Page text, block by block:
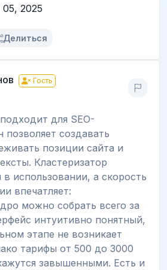
2025
Делиться
Гость
для SEO-
создавать
позиции сайта и
Кластеризатор
в использовании, а скорость
впечатляет:
можно собрать всего за
интуитивно понятный,
этапе не возникает
тарифы от 500 до 3000
завышенными. Есть и